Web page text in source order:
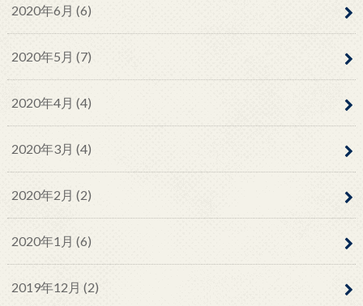
2020年6月 (6)
2020年5月 (7)
2020年4月 (4)
2020年3月 (4)
2020年2月 (2)
2020年1月 (6)
2019年12月 (2)